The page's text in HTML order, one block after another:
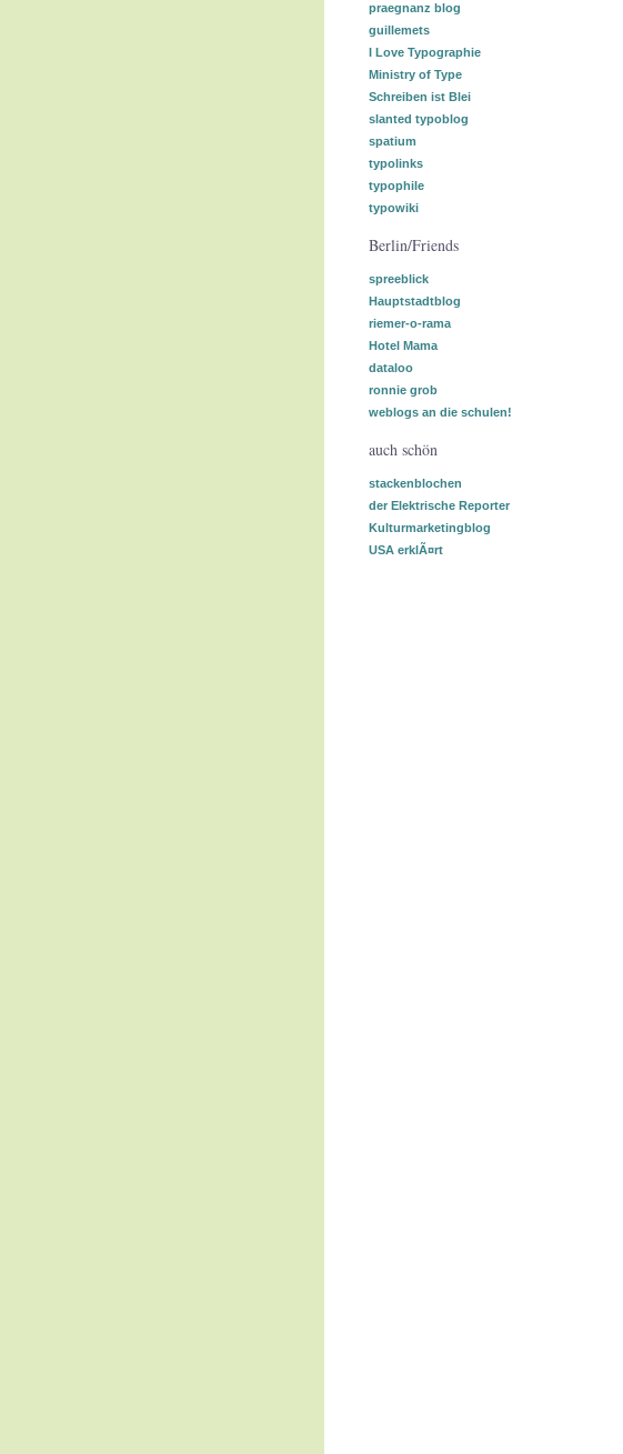
praegnanz blog
guillemets
I Love Typographie
Ministry of Type
Schreiben ist Blei
slanted typoblog
spatium
typolinks
typophile
typowiki
Berlin/Friends
spreeblick
Hauptstadtblog
riemer-o-rama
Hotel Mama
dataloo
ronnie grob
weblogs an die schulen!
auch schön
stackenblochen
der Elektrische Reporter
Kulturmarketingblog
USA erklÃ¤rt